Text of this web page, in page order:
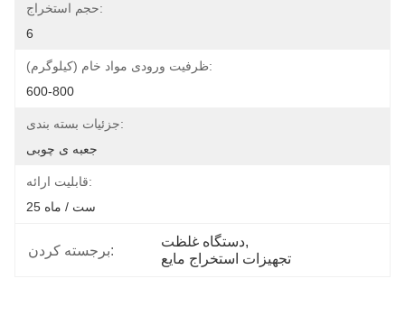
حجم استخراج:
6
ظرفیت ورودی مواد خام (کیلوگرم):
600-800
جزئیات بسته بندی:
جعبه ی چوبی
قابلیت ارائه:
25 ست / ماه
برجسته کردن:
دستگاه غلظت,
تجهیزات استخراج مایع